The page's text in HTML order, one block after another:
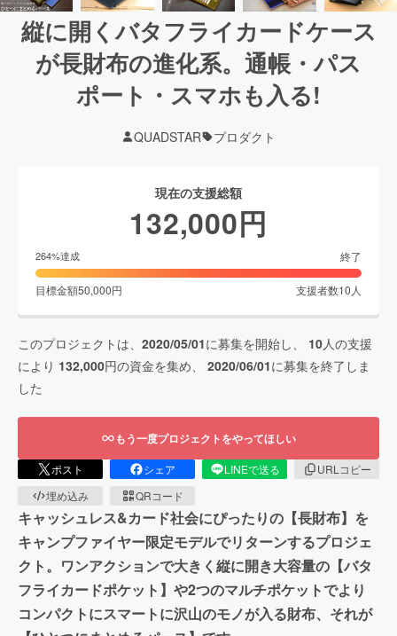
縦に開くバタフライカードケース
が長財布の進化系。通帳・パス
ポート・スマホも入る!
QUADSTAR プロダクト
現在の支援総額
132,000円
264%達成 終了
目標金額50,000円 支援者数10 人
このプロジェクトは、 2020/05/01に募集を開始し、 10人の支援
により 132,000円の資金を集め、 2020/06/01に募集を終了しま
した
もう一度プロジェクトをやってほしい
ポスト シェア LINEで送る
URLコピー
埋め込み
QRコード
キャッシュレス&カード社会にぴったりの【長財布】を
キャンプファイヤー限定モデルでリターンするプロジェ
クト。ワンアクションで大きく縦に開き大容量の【バタ
フライカードポケット】や2つのマルチポケットでより
コンパクトにスマートに沢山のモノが入る財布、それが